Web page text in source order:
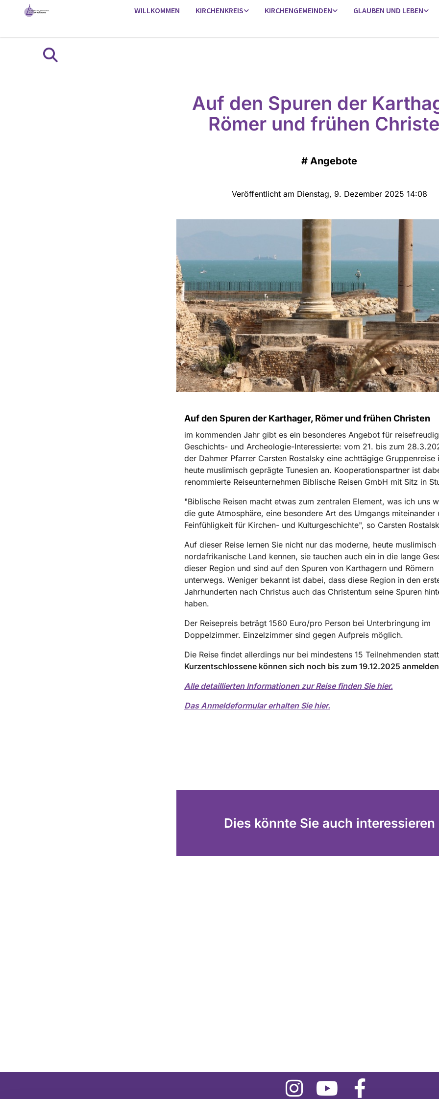
WILLKOMMEN KIRCHENKREIS KIRCHENGEMEINDEN GLAUBEN UND LEBEN
Auf den Spuren der
Römer und frühen
# Angebote
Veröffentlicht am Dienstag, 9. Dezember 2025 14:08
Auf den Spuren der Karthager, Römer und frühen Christen
im kommenden Jahr gibt es ein besonderes Angebot für
Geschichts- und Archeologie-Interessierte: vom 21. bis zum
der Dahmer Pfarrer Carsten Rostalsky eine achttägige Gruppenreise
heute muslimisch geprägte Tunesien an. Kooperationspartner ist
renommierte Reiseunternehmen Biblische Reisen GmbH mit Sitz in
"Biblische Reisen macht etwas zum zentralen Element, was ich uns
die gute Atmosphäre, eine besondere Art des Umgangs miteinander
Feinfühligkeit für Kirchen- und Kulturgeschichte", so Carsten
Auf dieser Reise lernen Sie nicht nur das moderne, heute
nordafrikanische Land kennen, sie tauchen auch ein in die lange
dieser Region und sind auf den Spuren von Karthagern und Römern
unterwegs. Weniger bekannt ist dabei, dass diese Region in den
Jahrhunderten nach Christus auch das Christentum seine Spuren
haben.
Der Reisepreis beträgt 1560 Euro/pro Person bei Unterbringung im
Doppelzimmer. Einzelzimmer sind gegen Aufpreis möglich.
Die Reise findet allerdings nur bei mindestens 15 Teilnehmenden
Kurzentschlossene können sich noch bis zum 19.12.2025
Alle detaillierten Informationen zur Reise finden Sie hier.
Das Anmeldeformular erhalten Sie hier.
Dies könnte Sie auch interessieren